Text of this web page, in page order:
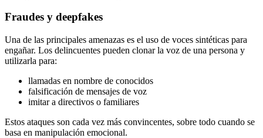
Fraudes y deepfakes
Una de las principales amenazas es el uso de voces sintéticas para
engañar. Los delincuentes pueden clonar la voz de una persona y
utilizarla para:
llamadas en nombre de conocidos
falsificación de mensajes de voz
imitar a directivos o familiares
Estos ataques son cada vez más convincentes, sobre todo cuando se
basa en manipulación emocional.